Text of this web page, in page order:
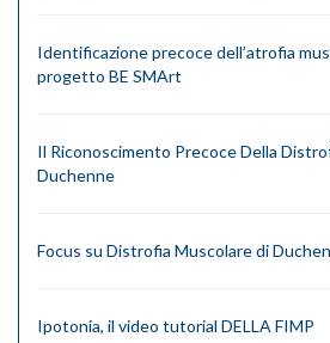
Identificazione precoce dell’atrofia
progetto BE SMArt
Il Riconoscimento Precoce Della
Duchenne
Focus su Distrofia Muscolare di
Ipotonia, il video tutorial DELLA FIMP